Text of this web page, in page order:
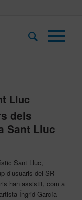
Lluc
dels
Sant Lluc
Sant Lluc,
d’usuaris del SR
han assistit, com a
Íngrid García-